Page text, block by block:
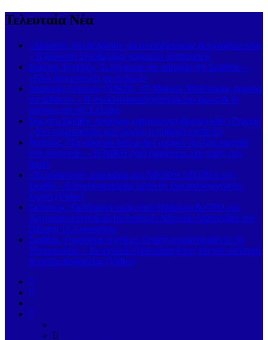
Τελευταία Νέα
«Διακοπές στη βεράντα» για συνταξιούχους & εργαζόμενους;
– Η δήλωση Στραβελάκη προκαλεί αντιδράσεις
Κώστας Τσουρός: Τι αντίκρισε σε παραλία της Σκιάθου –
«Εδώ όλα μπορείς να τα δεις!»
Δημήτρης Νατσιός (ΝΙΚΗ): «Ο Μάρκος Μπότσαρης πήγαινε
να πεθάνει» – Η συγκλονιστική ιστορία του ήρωα & το
μήνυμα για την Ελλάδα
Σοκ στη Σκιάθο: Ανήλικος καταγγέλλει βιασμό από 17χρονο
– Στο μικροσκόπιο των Αρχών η σοβαρή υπόθεση
Νατσιός: «Τα κόκκινα δάνεια δεν μπορεί να είναι παιχνίδι
στα σκοτεινά» – Η ΝΙΚΗ ζητά διαφάνεια στις τιμές των
funds
«Χειρουργική» μανούβρα του NISSOS AEGINA στη
Σκιάθο – Ελιγμοί ακριβείας μέσα σε ένα πολυσύχναστο
λιμάνι (Video)
Σκόπελος: Εκδήλωση τιμής στον Πρόεδρο & CEO του
Αμερικανοελληνικού Ινστιτούτου Νικόλαο Λαρυγγάκη την
Πέμπτη 13 Αυγούστου
Σκιάθος: Γουρούνα περνά με ένταση μπροστά από το 3ο
Νηπιαγωγείο – Το σχολείο ζητά απαντήσεις για την ταχύτητα
& μέτρα ασφαλείας (Video)